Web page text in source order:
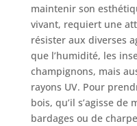
maintenir son
vivant, requiert une
résister aux diverses
que l’humidité, les
champignons, mais
rayons UV. Pour
bois, qu’il s’agisse de
bardages ou de